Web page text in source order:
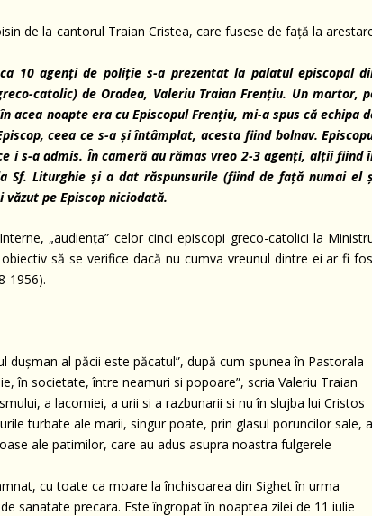
de la cantorul Traian Cristea, care fusese de față la
10 agenți de poliție s-a prezentat la palatul episcopal
catolic) de Oradea, Valeriu Traian Frențiu. Un martor,
acea noapte era cu Episcopul Frențiu, mi-a spus că echipa
ceea ce s-a și întâmplat, acesta fiind bolnav.
i s-a admis. În cameră au rămas vreo 2-3 agenți, alții fiind
Sf. Liturghie și a dat răspunsurile (fiind de față numai el
văzut pe Episcop niciodată.
„audiența” celor cinci episcopi greco-catolici la
să se verifice dacă nu cumva vreunul dintre ei ar fi
1956).
dușman al păcii este păcatul”, după cum spunea în Pastorala
în societate, între neamuri si popoare”, scria Valeriu Traian
a lacomiei, a urii si a razbunarii si nu în slujba lui Cristos
turbate ale marii, singur poate, prin glasul poruncilor sale,
ale patimilor, care au adus asupra noastra fulgerele
cu toate ca moare la închisoarea din Sighet în urma
sanatate precara. Este îngropat în noaptea zilei de 11 iulie